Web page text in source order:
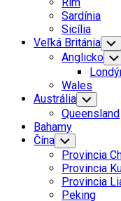
Menu
Sardínia
Sicília
Veľká Británia
Anglicko
Wales
Current
Page
Parent
Austrália Toggle
Child
Menu
Current
Page:
Queensland
Bahamy
Čína Toggle
Child
Menu
Provincia
Provincia
Provincia
Peking